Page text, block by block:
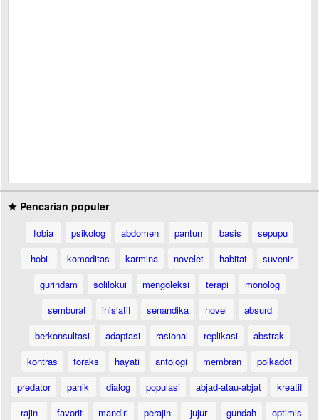
★ Pencarian populer
fobia psikolog abdomen pantun basis
sepupu
hobi
komoditas karmina novelet habitat
suvenir
gurindam
solilokui mengoleksi terapi
monolog
semburat
inisiatif senandika novel
absurd
berkonsultasi
adaptasi rasional replikasi
abstrak
kontras
toraks hayati antologi membran
polkadot
predator
panik dialog populasi abjad-atau-abjat
kreatif
rajin
favorit mandiri perajin jujur gundah
optimis